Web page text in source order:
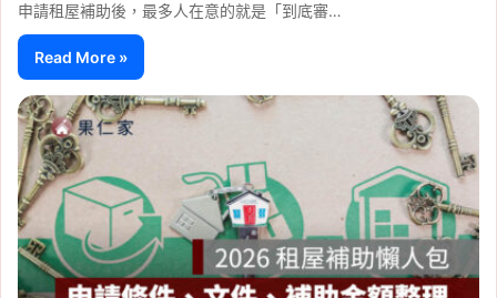
申請租屋補助後，最多人在意的就是「到底審…
Read More »